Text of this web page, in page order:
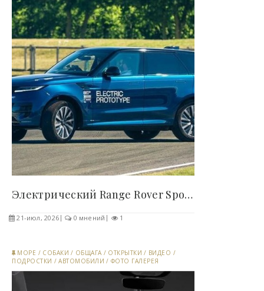
Электрический Range Rover Sport впервые показался..
21-июл, 2026 0 мнений 1
МОРЕ / СОБАКИ / ОБЩАГА / ОТКРЫТКИ / ВИДЕО /
ПОДРОСТКИ /АВТОМОБИЛИ / ФОТО ГАЛЕРЕЯ